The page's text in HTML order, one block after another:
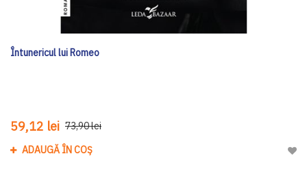
Întunericul lui Romeo
59,12 lei 73,90 lei
ADAUGĂ ÎN COȘ